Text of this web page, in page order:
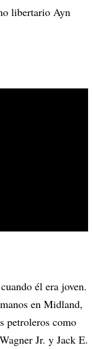
libertario Ayn
él era joven.
en Midland,
petroleros como
Jr. y Jack E.